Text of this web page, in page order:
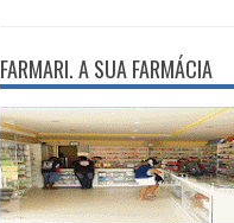
FARMARI. A SUA FARMÁCIA